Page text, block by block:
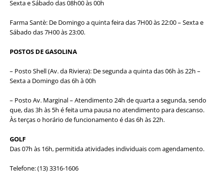
Sexta e Sábado das 08h00 às 00h
Farma Santè: De Domingo a quinta feira das 7H00 às 22:00 – Sexta e
Sábado das 7H00 às 23:00.
POSTOS DE GASOLINA
– Posto Shell (Av. da Riviera): De segunda a quinta das 06h às 22h –
Sexta a Domingo das 6h à 00h
– Posto Av. Marginal – Atendimento 24h de quarta a segunda, sendo
que, das 3h às 5h é feita uma pausa no atendimento para descanso.
Às terças o horário de funcionamento é das 6h às 22h.
GOLF
Das 07h às 16h, permitida atividades individuais com agendamento.
Telefone: (13) 3316-1606